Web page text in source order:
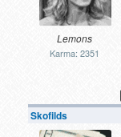
Lemons
Karma: 2351
Skofilds